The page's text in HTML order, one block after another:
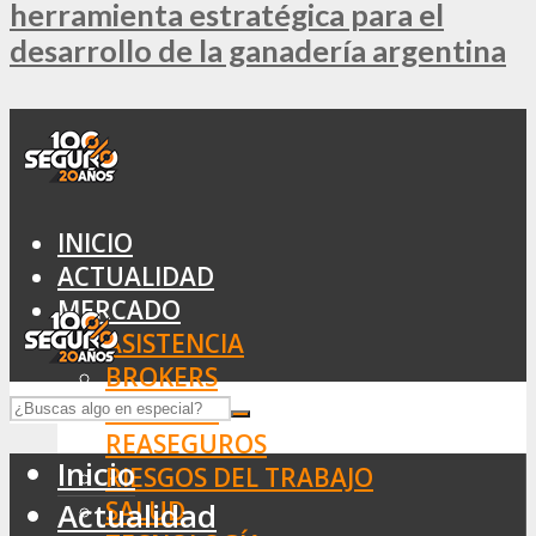
herramienta estratégica para el
desarrollo de la ganadería argentina
INICIO
ACTUALIDAD
MERCADO
ASISTENCIA
BROKERS
SEGUROS
REASEGUROS
RIESGOS DEL TRABAJO
SALUD
Inicio
Actualidad